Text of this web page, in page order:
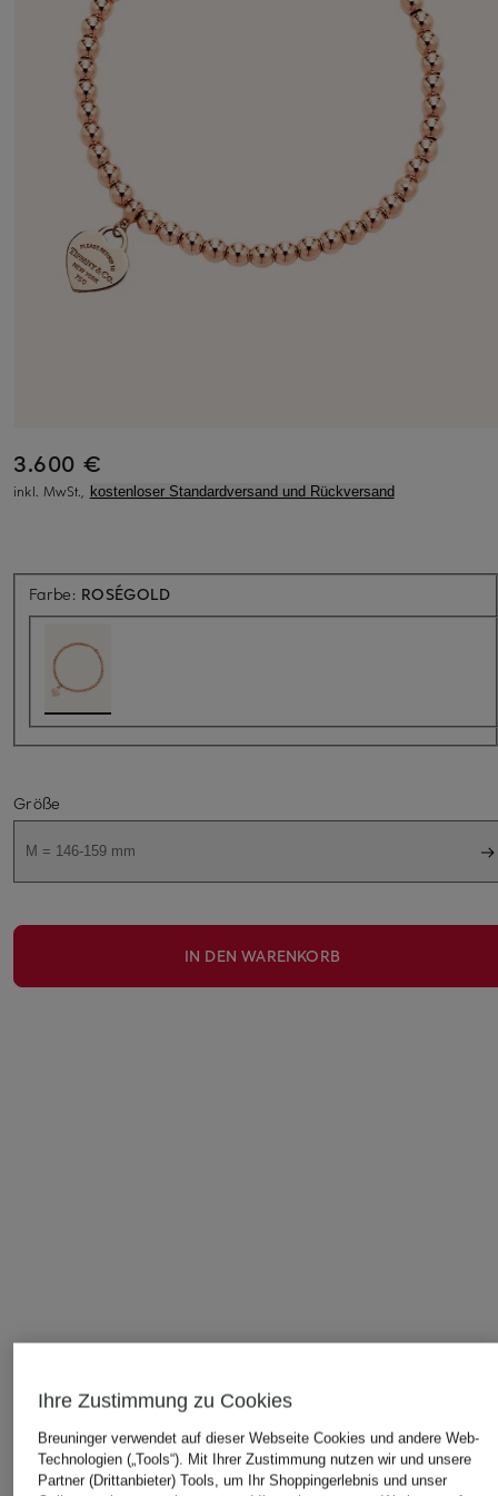
3.600 €
inkl. MwSt., kostenloser Standardversand und Rückversand
Farbe: ROSÉGOLD
Größe
M = 146-159 mm
IN DEN WARENKORB
Ihre Zustimmung zu Cookies
Breuninger verwendet auf dieser Webseite Cookies und andere Web-
Technologien („Tools“). Mit Ihrer Zustimmung nutzen wir und unsere
Partner (Drittanbieter) Tools, um Ihr Shoppingerlebnis und unser